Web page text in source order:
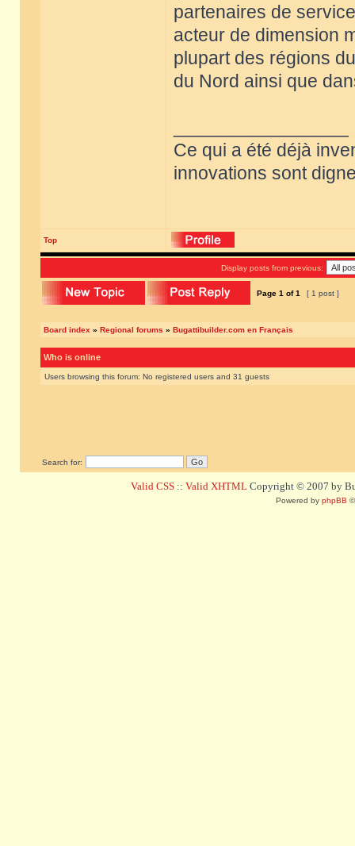
partenaires de
acteur de dimension
plupart des régions
du Nord ainsi que
Ce qui a été déjà
innovations sont
Top
Display posts from previous:
Page 1 of1 [ 1 post ]
Board index » Regional forums » Bugattibuilder.com en Français
Who is online
Users browsing this forum: No registered users and 31 guests
Search for:
Valid CSS :: Valid XHTML Copyright © 2007 by
Powered by phpBB